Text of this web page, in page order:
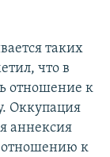
таких
что в
отношение к
Оккупация
аннексия
отношению к